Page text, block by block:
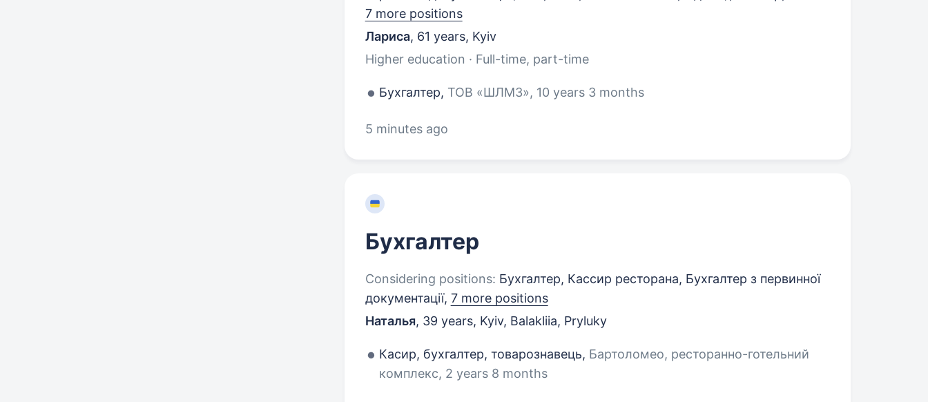
7 more positions
Лариса, 61 years, Kyiv
Higher education · Full-time, part-time
Бухгалтер, ТОВ «ШЛМЗ», 10 years 3 months
5 minutes ago
Бухгалтер
Considering positions: Бухгалтер, Кассир ресторана, Бухгалтер з первинної
документації, 7 more positions
Наталья, 39 years, Kyiv, Balakliia, Pryluky
Касир, бухгалтер, товарознавець, Бартоломео, ресторанно-готельний
комплекс, 2 years 8 months